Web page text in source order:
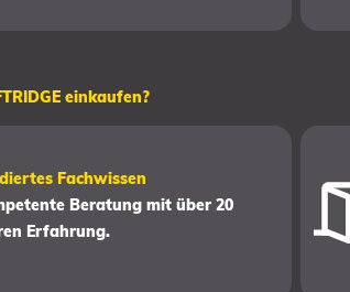
einkaufen?
Fachwissen
Beratung mit über 20
Erfahrung.